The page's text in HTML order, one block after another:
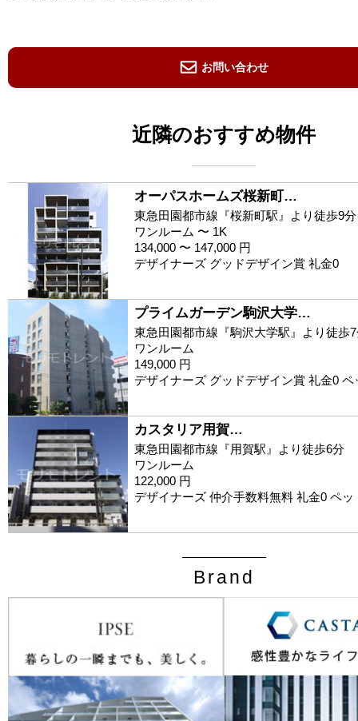
お問い合わせ
近隣のおすすめ物件
オーパスホームズ桜新町…
東急田園都市線『桜新町駅』より徒歩9分
ワンルーム 〜 1K
134,000 〜 147,000 円
デザイナーズ グッドデザイン賞 礼金0
プライムガーデン駒沢大学…
東急田園都市線『駒沢大学駅』より徒歩
ワンルーム
149,000 円
デザイナーズ グッドデザイン賞 礼金0 ペ
カスタリア用賀…
東急田園都市線『用賀駅』より徒歩6分
ワンルーム
122,000 円
デザイナーズ 仲介手数料無料 礼金0 ペッ
Brand